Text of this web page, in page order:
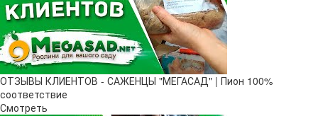
ОТЗЫВЫ КЛИЕНТОВ - САЖЕНЦЫ "МЕГАСАД" | Пион 100%
соответствие
Смотреть